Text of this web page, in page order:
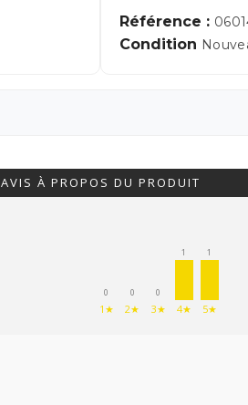
Référence :
Condition
AVIS À PROPOS DU PRODUIT
0
1★
0
2★
0
3★
1
4★
1
5★